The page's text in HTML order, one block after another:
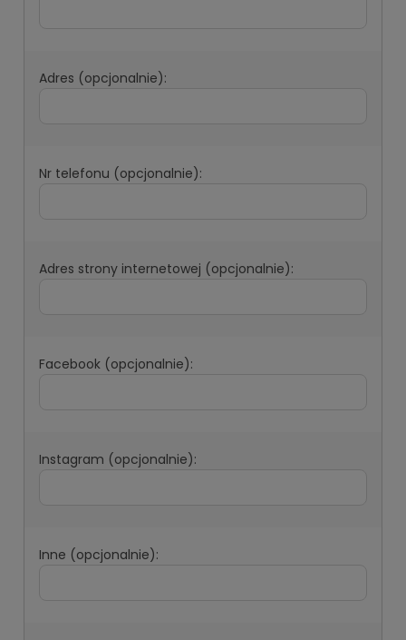
Adres (opcjonalnie):
Nr telefonu (opcjonalnie):
Adres strony internetowej (opcjonalnie):
Facebook (opcjonalnie):
Instagram (opcjonalnie):
Inne (opcjonalnie):